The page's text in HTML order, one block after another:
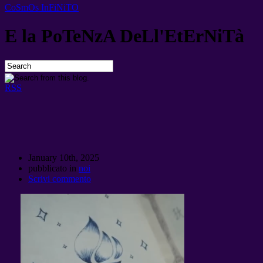
CoSmOs InFiNiTO
E la PoTeNzA DeLl'EtErNiTà
RSS
January 10th, 2025
pubblicato in noi
Scrivi commento